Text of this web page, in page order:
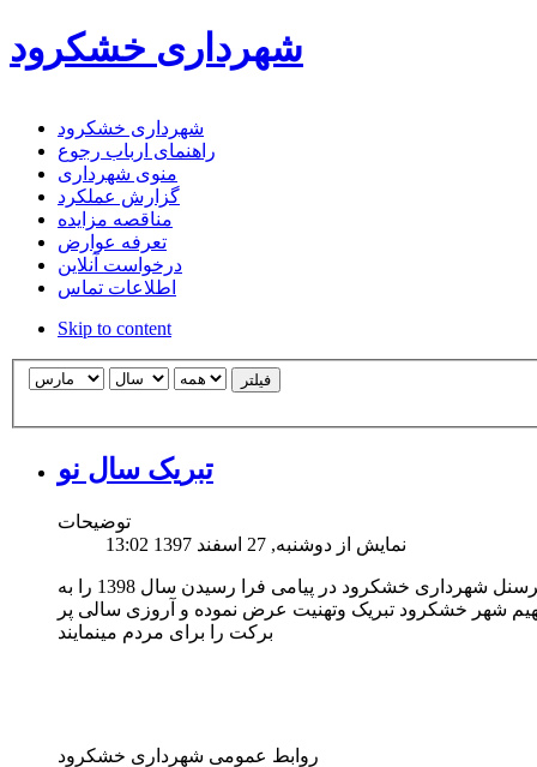
شهرداری خشکرود
شهرداری خشکرود
راهنمای ارباب رجوع
منوی شهرداری
گزارش عملکرد
مناقصه مزایده
تعرفه عوارض
درخواست آنلاین
اطلاعات تماس
Skip to content
فیلتر
تبریک سال نو
توضیحات
نمایش از دوشنبه, 27 اسفند 1397 13:02
شهردار شورای اسلامی شهر خشکرود و پرسنل شهرداری خشکرود در پیامی فرا رسیدن سال 1398 را به
شهر خشکرود تبریک وتهنیت عرض نموده و آروزی سالی پر
برکت را برای مردم مینمایند
روابط عمومی شهرداری خشکرود